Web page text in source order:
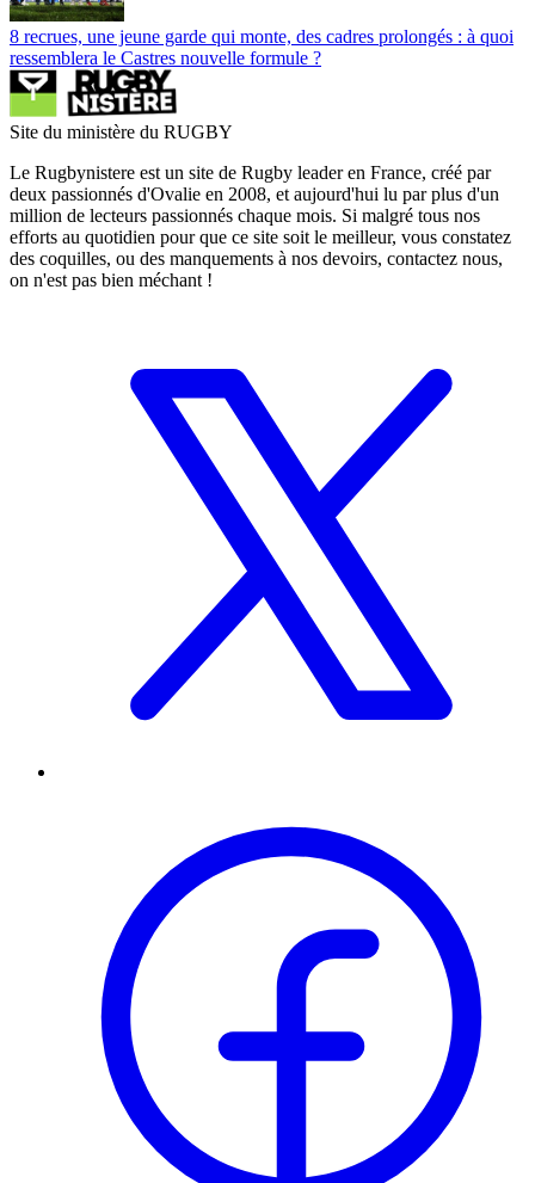
8 recrues, une jeune garde qui monte, des cadres prolongés : à quoi
ressemblera le Castres nouvelle formule ?
Site du ministère du RUGBY
Le Rugbynistere est un site de Rugby leader en France, créé par
deux passionnés d'Ovalie en 2008, et aujourd'hui lu par plus d'un
million de lecteurs passionnés chaque mois. Si malgré tous nos
efforts au quotidien pour que ce site soit le meilleur, vous constatez
des coquilles, ou des manquements à nos devoirs, contactez nous,
on n'est pas bien méchant !